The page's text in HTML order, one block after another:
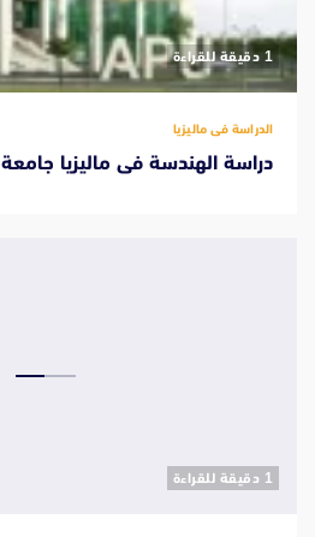
‫1 دقيقة للقراءة
الدراسة فى ماليزيا
دراسة الهندسة فى ماليزيا جامعة APU
‫1 دقيقة للقراءة